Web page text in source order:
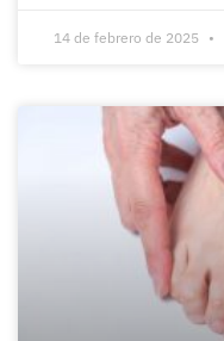
14 de febrero de 2025